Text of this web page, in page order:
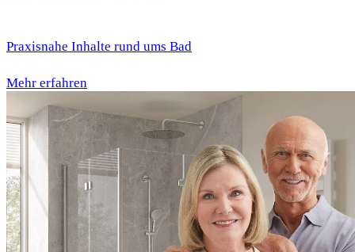
Praxisnahe Inhalte rund ums Bad
Mehr erfahren